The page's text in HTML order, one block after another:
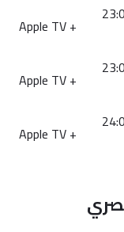
23:00
+ Apple TV
23:00
+ Apple TV
24:00
+ Apple TV